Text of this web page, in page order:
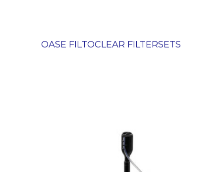
OASE FILTOCLEAR FILTERSETS